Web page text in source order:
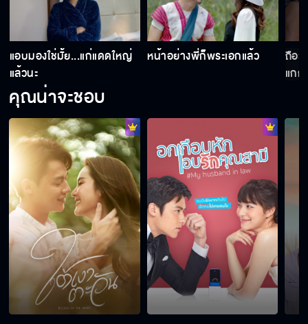
แอบมองใช่มั้ย...แก่แดดใหญ่
แล้วนะ
หน้าอย่างพี่ก็พระเอกแล้ว
ถือว่
แกก็
คุณน่าจะชอบ